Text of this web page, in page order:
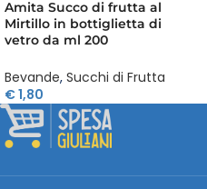
Amita Succo di frutta al
Mirtillo in bottiglietta di
vetro da ml 200
Bevande, Succhi di Frutta
€1,80